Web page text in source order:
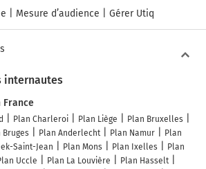
Mesure d’audience Gérer Utiq
internautes
France
Plan Charleroi Plan Liège
Plan Bruxelles
Bruges Plan Anderlecht Plan Namur
Plan
Saint-Jean Plan Mons Plan Ixelles
Plan
Uccle Plan La Louvière
Plan Hasselt